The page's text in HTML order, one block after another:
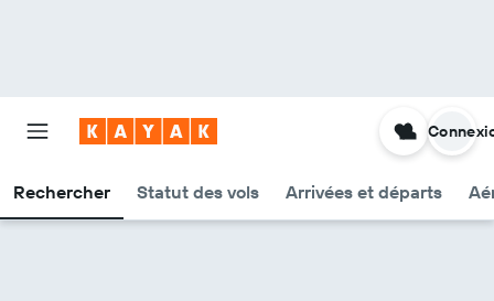
Rechercher Statut des vols Arrivées et départs